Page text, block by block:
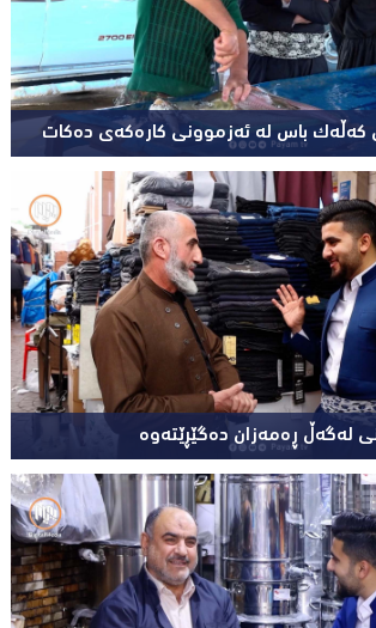
کەڵەک باس لە ئەزموونی کارەکەی دەکات
لەگەڵ ڕەمەزان دەگێڕێتەوە